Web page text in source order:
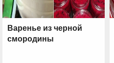
Варенье из черной
смородины